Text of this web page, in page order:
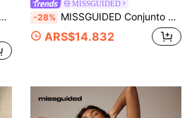
MISSGUIDED
-28% MISSGUIDED Conjunto de bikini triangular con ribete estampado de cebra, parte superior con tiras de atar en el cuello y Bottom con tiras laterales, traje de baño de dos piezas para playa de verano
ARS$14.832